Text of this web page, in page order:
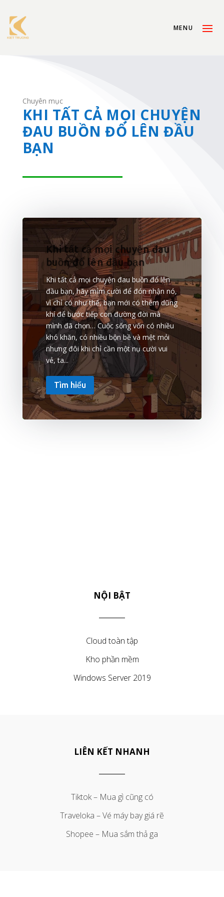
Chuyên mục
KHI TẤT CẢ MỌI CHUYỆN
ĐAU BUỒN ĐỔ LÊN ĐẦU
BẠN
Khi tất cả mọi chuyện đau
buồn đổ lên đầu bạn
Khi tất cả mọi chuyện đau buồn đổ lên
đầu bạn, hãy mỉm cười để đón nhận nó,
vì chỉ có như thế, bạn mới có thêm dũng
khí để bước tiếp con đường đời mà
mình đã chọn… Cuộc sống vốn có nhiều
khó khăn, có nhiều bộn bề và mệt mỏi
nhưng đôi khi chỉ cần một nụ cười vui
vẻ, ta...
Tìm hiểu
NỘI BẬT
Cloud toàn tập
Kho phần mềm
Windows Server 2019
LIÊN KẾT NHANH
Tiktok – Mua gì cũng có
Traveloka – Vé máy bay giá rẽ
Shopee – Mua sắm thả ga